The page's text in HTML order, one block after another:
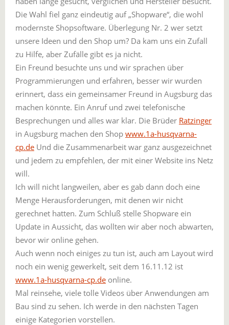
Die Wahl fiel ganz eindeutig auf „Shopware“, die wohl
modernste Shopsoftware. Überlegung Nr. 2 wer setzt
unsere Ideen und den Shop um? Da kam uns ein Zufall
zu Hilfe, aber Zufälle gibt es ja nicht.
Ein Freund besuchte uns und wir sprachen über
Programmierungen und erfahren, besser wir wurden
erinnert, dass ein gemeinsamer Freund in Augsburg das
machen könnte. Ein Anruf und zwei telefonische
Besprechungen und alles war klar. Die Brüder Ratzinger
in Augsburg machen den Shop www.1a-husqvarna-
cp.de Und die Zusammenarbeit war ganz ausgezeichnet
und jedem zu empfehlen, der mit einer Website ins Netz
will.
Ich will nicht langweilen, aber es gab dann doch eine
Menge Herausforderungen, mit denen wir nicht
gerechnet hatten. Zum Schluß stelle Shopware ein
Update in Aussicht, das wollten wir aber noch abwarten,
bevor wir online gehen.
Auch wenn noch einiges zu tun ist, auch am Layout wird
noch ein wenig gewerkelt, seit dem 16.11.12 ist
www.1a-husqvarna-cp.de online.
Mal reinsehe, viele tolle Videos über Anwendungen am
Bau sind zu sehen. Ich werde in den nächsten Tagen
einige Kategorien vorstellen.